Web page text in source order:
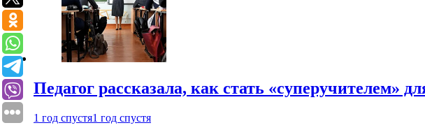
Педагог рассказала, как стать «суперучителем»
1 год спустя1 год спустя